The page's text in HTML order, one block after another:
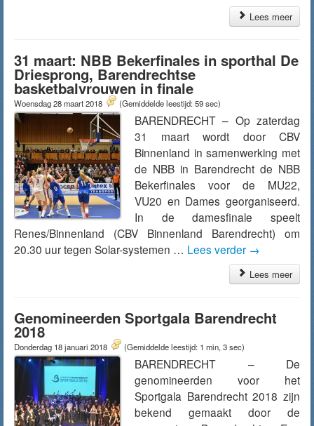
Lees meer
31 maart: NBB Bekerfinales in sporthal De
Driesprong, Barendrechtse
basketbalvrouwen in finale
Woensdag 28 maart 2018 (Gemiddelde leestijd: 59 sec)
BARENDRECHT – Op zaterdag
31 maart wordt door CBV
Binnenland in samenwerking met
de NBB in Barendrecht de NBB
Bekerfinales voor de MU22,
VU20 en Dames georganiseerd.
In de damesfinale speelt
Renes/Binnenland (CBV Binnenland Barendrecht) om
20.30 uur tegen Solar-systemen … Lees verder →
Lees meer
Genomineerden Sportgala Barendrecht
2018
Donderdag 18 januari 2018 (Gemiddelde leestijd: 1 min, 3 sec)
BARENDRECHT – De
genomineerden voor het
Sportgala Barendrecht 2018 zijn
bekend gemaakt door de